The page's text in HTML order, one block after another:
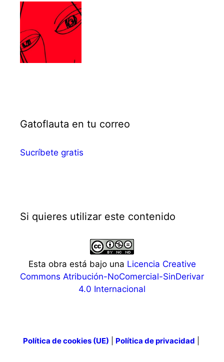
Gatoflauta en tu correo
Sucríbete gratis
Si quieres utilizar este contenido
Esta obra está bajo una Licencia Creative
Commons Atribución-NoComercial-SinDerivar
4.0 Internacional
Política de cookies (UE) Política de privacidad